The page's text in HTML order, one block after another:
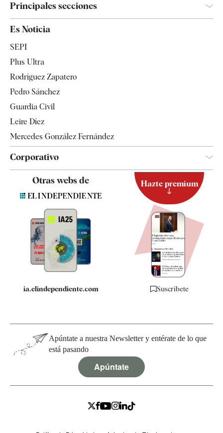
Principales secciones
España
Televisión
Es Noticia
SEPI
Plus Ultra
Rodríguez Zapatero
Pedro Sánchez
Guardia Civil
Leire Díez
Mercedes González Fernández
Corporativo
Contacto
Quiénes somos
Especificaciones
Otras webs de
ia.elindependiente.com
Hazte premium
Suscríbete
Apúntate a nuestra Newsletter y entérate de lo que
está pasando
Apúntate